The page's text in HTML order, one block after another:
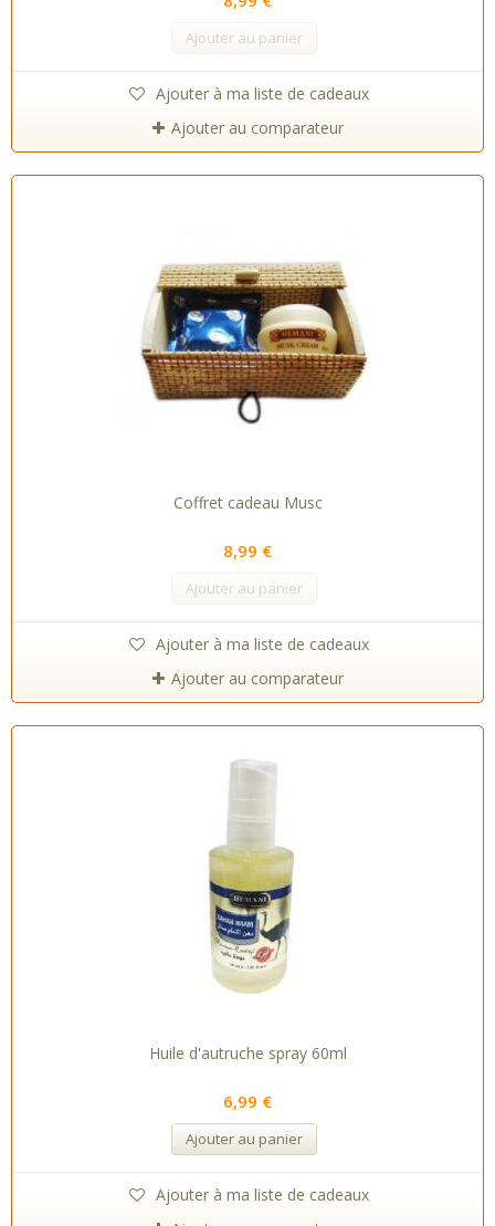
Ajouter au panier
Ajouter à ma liste de cadeaux
Ajouter au comparateur
Coffret cadeau Musc
8,99 €
Ajouter au panier
Ajouter à ma liste de cadeaux
Ajouter au comparateur
Huile d'autruche spray 60ml
6,99 €
Ajouter au panier
Ajouter à ma liste de cadeaux